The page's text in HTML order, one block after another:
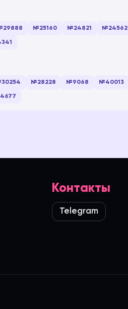
№25160 №24821 №24562
№28228 №9068 №40013
Контакты
Telegram